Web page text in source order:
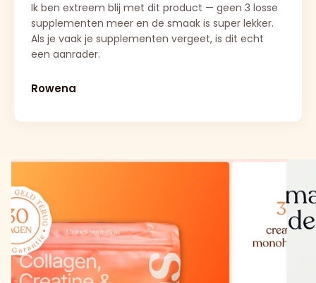
Ik ben extreem blij met dit product — geen 3 losse
supplementen meer en de smaak is super lekker.
Als je vaak je supplementen vergeet, is dit echt
een aanrader.
Rowena